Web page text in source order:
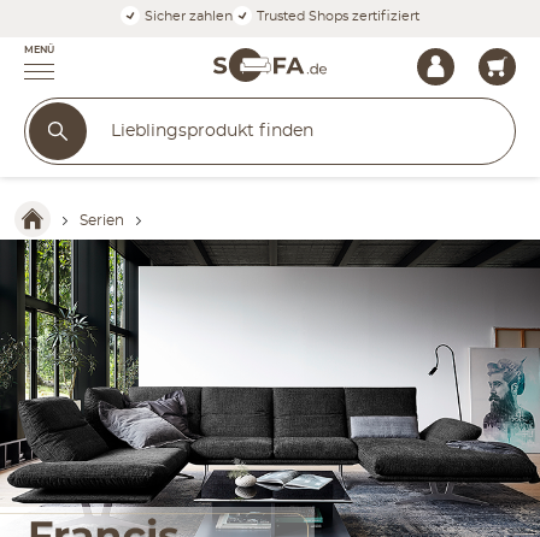
Sicher zahlen Trusted Shops zertifiziert
MENÜ
Serien